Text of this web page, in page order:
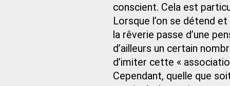
conscient. Cela est
Lorsque l’on se détend
la rêverie passe d’une
d’ailleurs un certain
d’imiter cette «
Cependant, quelle que